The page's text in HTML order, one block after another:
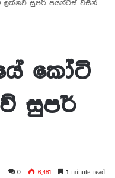
ලක්නව් සුපර් ජයන්ට්ස් විසින්
කෝටි
සුපර්
0 6,481 1 minute read